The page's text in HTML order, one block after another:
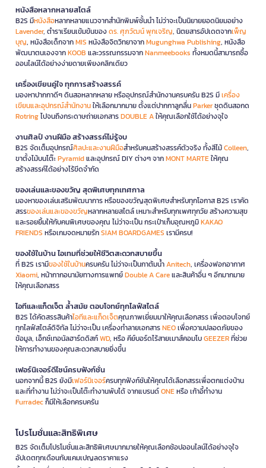
หนังสือหลากหลายสไตล์
B2S มีหนังสือหลากหลายแนวจากสำนักพิมพ์ชั้นนำ ไม่ว่าจะเป็นนิยายยอดนิยมอย่าง
Lavender, ตำราเรียนเข้มข้นของดร. ศุภวัฒน์ พุกเจริญ, นิตยสารอัปเดตจากเพ็ญ
บุญ, หนังสือเด็กจากMIS หนังสือจิตวิทยาจากMugunghwa Publishing, หนังสือ
พัฒนาตนเองจากKOOB และวรรณกรรมจากNanmeebooks ทั้งหมดนี้สามารถซื้อ
ออนไลน์ได้อย่างง่ายดายเพียงคลิกเดียว
เครื่องเขียนคู่ใจ ทุกการสร้างสรรค์
มองหาปากกาดีๆ ดินสอหลากหลาย หรืออุปกรณ์สำนักงานครบครัน B2S มีเครื่อง
เขียนและอุปกรณ์สำนักงานให้เลือกมากมาย ตั้งแต่ปากกาลูกลื่นParkerชุดดินสอกด
Rotringไปจนถึงกระดาษถ่ายเอกสารDOUBLE Aให้คุณเลือกใช้ได้อย่างจุใจ
งานศิลป์ งานฝีมือ สร้างสรรค์ไม่รู้จบ
B2S จัดเต็มอุปกรณ์ศิลปะและงานฝีมือสำหรับคนสร้างสรรค์ตัวจริง ทั้งสีไม้Colleen,
ขาตั้งไม้บนโต๊ะPyramidและอุปกรณ์ DIY ต่างๆ จากMONT MARTEให้คุณ
สร้างสรรค์ได้อย่างไร้ขีดจำกัด
ของเล่นและของขวัญ สุดพิเศษทุกเทศกาล
มองหาของเล่นเสริมพัฒนาการ หรือของขวัญสุดพิเศษสำหรับทุกโอกาส B2S เราคัด
สรรของเล่นและของขวัญหลากหลายสไตล์ เหมาะสำหรับทุกเพศทุกวัย สร้างความสุข
และรอยยิ้มให้กับคนพิเศษของคุณ ไม่ว่าจะเป็น กระเป๋าเก็บอุณหภูมิKAKAO
FRIENDS หรือเกมจดหมายรักSIAM BOARDGAMES เรามีครบ!
ของใช้ในบ้าน ไอเทมที่ช่วยให้ชีวิตสะดวกสบายขึ้น
ที่ B2S เรามีของใช้ในบ้านครบครัน ไม่ว่าจะเป็นกาต้มน้ำAnitech, เครื่องฟอกอากาศ
Xiaomi, หน้ากากอนามัยทางการแพทย์Double A Careและสินค้าอื่น ๆ อีกมากมาย
ให้คุณเลือกสรร
ไอทีและแก็ดเจ็ต ล้ำสมัย ตอบโจทย์ทุกไลฟ์สไตล์
B2S ได้คัดสรรสินค้าไอทีและแก็ดเจ็ตคุณภาพเยี่ยมมาให้คุณเลือกสรร เพื่อตอบโจทย์
ทุกไลฟ์สไตล์ดิจิทัล ไม่ว่าจะเป็น เครื่องทำลายเอกสารNEOเพื่อความปลอดภัยของ
ข้อมูล, เอ็กซ์เทอนัลฮาร์ดดิสก์WD, หรือ คีย์บอร์ดไร้สายเมาส์คอมโบGEEZERที่ช่วย
ให้การทำงานของคุณสะดวกสบายยิ่งขึ้น
เฟอร์นิเจอร์ดีไซน์ครบฟังก์ชั่น
นอกจากนี้ B2S ยังมีเฟอร์นิเจอร์ครบทุกฟังก์ชันให้คุณได้เลือกสรรเพื่อตกแต่งบ้าน
และที่ทำงาน ไม่ว่าจะเป็นโต๊ะทำงานพับได้ จากแบรนด์ONEหรือ เก้าอี้ทำงาน
Furradecก็มีให้เลือกครบครัน
โปรโมชั่นและสิทธิพิเศษ
B2S จัดเต็มโปรโมชั่นและสิทธิพิเศษมากมายให้คุณเลือกช้อปออนไลน์ได้อย่างจุใจ
อัปเดตทุกเดือนกับแคมเปญลดราคาแรง